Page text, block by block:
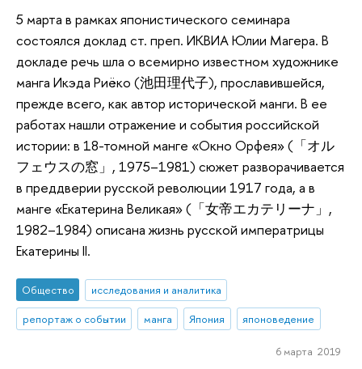
5 марта в рамках японистического семинара
состоялся доклад ст. преп. ИКВИА Юлии Магера. В
докладе речь шла о всемирно известном художнике
манга Икэда Риёко (池田理代子), прославившейся,
прежде всего, как автор исторической манги. В ее
работах нашли отражение и события российской
истории: в 18-томной манге «Окно Орфея» (「オル
フェウスの窓」, 1975–1981) сюжет разворачивается
в преддверии русской революции 1917 года, а в
манге «Екатерина Великая» (「女帝エカテリーナ」,
1982–1984) описана жизнь русской императрицы
Екатерины II.
Общество
исследования и аналитика
репортаж о событии
манга Япония японоведение
6 марта 2019